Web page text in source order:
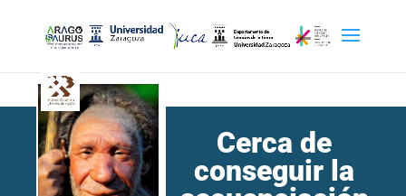
Cerca de
conseguir la